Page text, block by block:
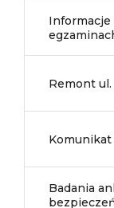
Informacje
Remont ul.
Badania